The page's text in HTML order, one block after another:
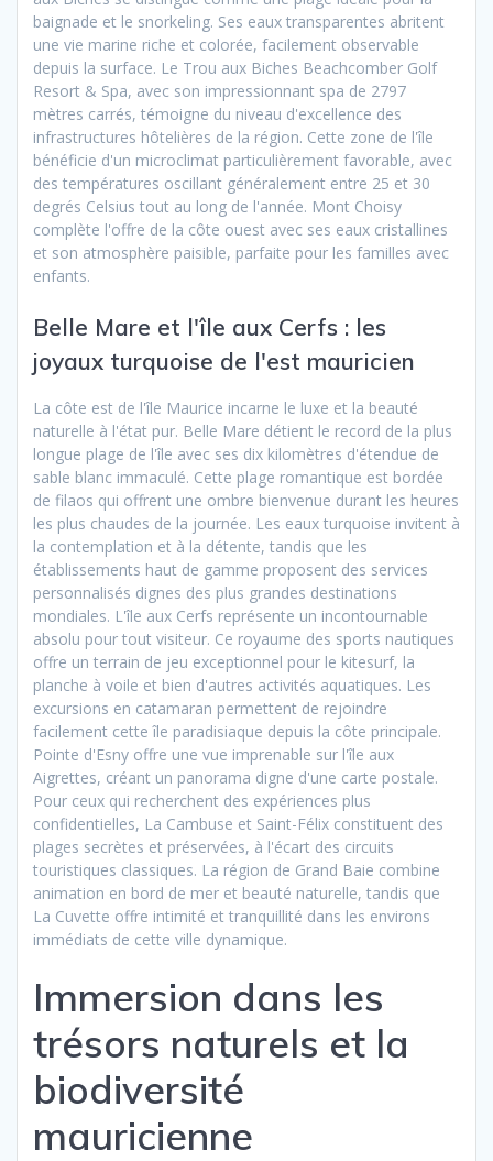
baignade et le snorkeling. Ses eaux transparentes abritent
une vie marine riche et colorée, facilement observable
depuis la surface. Le Trou aux Biches Beachcomber Golf
Resort & Spa, avec son impressionnant spa de 2797
mètres carrés, témoigne du niveau d'excellence des
infrastructures hôtelières de la région. Cette zone de l'île
bénéficie d'un microclimat particulièrement favorable, avec
des températures oscillant généralement entre 25 et 30
degrés Celsius tout au long de l'année. Mont Choisy
complète l'offre de la côte ouest avec ses eaux cristallines
et son atmosphère paisible, parfaite pour les familles avec
enfants.
Belle Mare et l'île aux Cerfs : les
joyaux turquoise de l'est mauricien
La côte est de l'île Maurice incarne le luxe et la beauté
naturelle à l'état pur. Belle Mare détient le record de la plus
longue plage de l'île avec ses dix kilomètres d'étendue de
sable blanc immaculé. Cette plage romantique est bordée
de filaos qui offrent une ombre bienvenue durant les heures
les plus chaudes de la journée. Les eaux turquoise invitent à
la contemplation et à la détente, tandis que les
établissements haut de gamme proposent des services
personnalisés dignes des plus grandes destinations
mondiales. L'île aux Cerfs représente un incontournable
absolu pour tout visiteur. Ce royaume des sports nautiques
offre un terrain de jeu exceptionnel pour le kitesurf, la
planche à voile et bien d'autres activités aquatiques. Les
excursions en catamaran permettent de rejoindre
facilement cette île paradisiaque depuis la côte principale.
Pointe d'Esny offre une vue imprenable sur l'île aux
Aigrettes, créant un panorama digne d'une carte postale.
Pour ceux qui recherchent des expériences plus
confidentielles, La Cambuse et Saint-Félix constituent des
plages secrètes et préservées, à l'écart des circuits
touristiques classiques. La région de Grand Baie combine
animation en bord de mer et beauté naturelle, tandis que
La Cuvette offre intimité et tranquillité dans les environs
immédiats de cette ville dynamique.
Immersion dans les
trésors naturels et la
biodiversité
mauricienne